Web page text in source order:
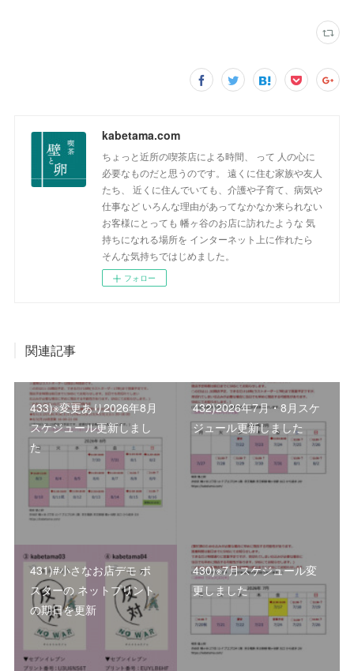
kabetama.com
ちょっと近所の喫茶店による時間、 って 人の心に
必要なものだと思うのです。 遠くに住む家族や友人
たち、 近くに住んでいても、介護や子育て、病気や
仕事など いろんな理由があってなかなか来られない
お客様にとっても 幡ヶ谷のお店に訪れたような 気
持ちになれる場所を インターネット上に作れたら
そんな気持ちではじめました。
フォロー
関連記事
433)※変更あり2026年8月
スケジュール更新しまし
た
432)2026年7月・8月スケ
ジュール更新しました
431)#小さなお店デモ ポ
スターの ネットプリント
の期日を更新
430)※7月スケジュール変
更しました